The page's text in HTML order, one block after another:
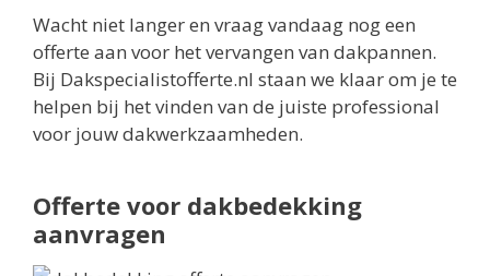
Wacht niet langer en vraag vandaag nog een
offerte aan voor het vervangen van dakpannen.
Bij Dakspecialistofferte.nl staan we klaar om je te
helpen bij het vinden van de juiste professional
voor jouw dakwerkzaamheden.
Offerte voor dakbedekking
aanvragen